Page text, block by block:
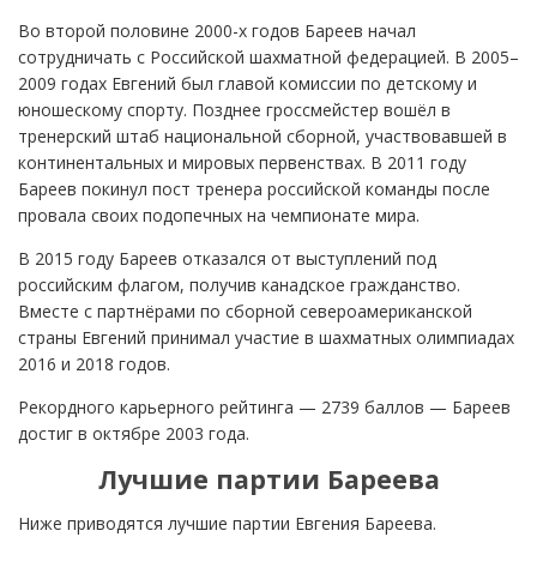
Во второй половине 2000-х годов Бареев начал
сотрудничать с Российской шахматной федерацией. В 2005–
2009 годах Евгений был главой комиссии по детскому и
юношескому спорту. Позднее гроссмейстер вошёл в
тренерский штаб национальной сборной, участвовавшей в
континентальных и мировых первенствах. В 2011 году
Бареев покинул пост тренера российской команды после
провала своих подопечных на чемпионате мира.
В 2015 году Бареев отказался от выступлений под
российским флагом, получив канадское гражданство.
Вместе с партнёрами по сборной североамериканской
страны Евгений принимал участие в шахматных олимпиадах
2016 и 2018 годов.
Рекордного карьерного рейтинга — 2739 баллов — Бареев
достиг в октябре 2003 года.
Лучшие партии Бареева
Ниже приводятся лучшие партии Евгения Бареева.